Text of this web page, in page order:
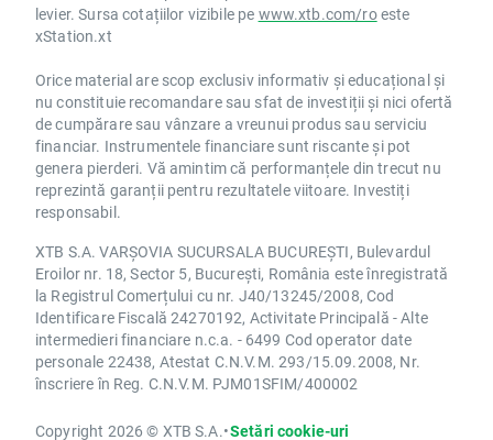
levier. Sursa cotațiilor vizibile pe www.xtb.com/roeste
xStation.xt
Orice material are scop exclusiv informativ și educațional și
nu constituie recomandare sau sfat de investiții și nici ofertă
de cumpărare sau vânzare a vreunui produs sau serviciu
financiar. Instrumentele financiare sunt riscante și pot
genera pierderi. Vă amintim că performanțele din trecut nu
reprezintă garanții pentru rezultatele viitoare. Investiți
responsabil.
XTB S.A. VARȘOVIA SUCURSALA BUCUREȘTI, Bulevardul
Eroilor nr. 18, Sector 5, București, România este înregistrată
la Registrul Comerțului cu nr. J40/13245/2008, Cod
Identificare Fiscală 24270192, Activitate Principală - Alte
intermedieri financiare n.c.a. - 6499 Cod operator date
personale 22438, Atestat C.N.V.M. 293/15.09.2008, Nr.
înscriere în Reg. C.N.V.M. PJM01SFIM/400002
Copyright 2026 © XTB S.A.•Setări cookie-uri